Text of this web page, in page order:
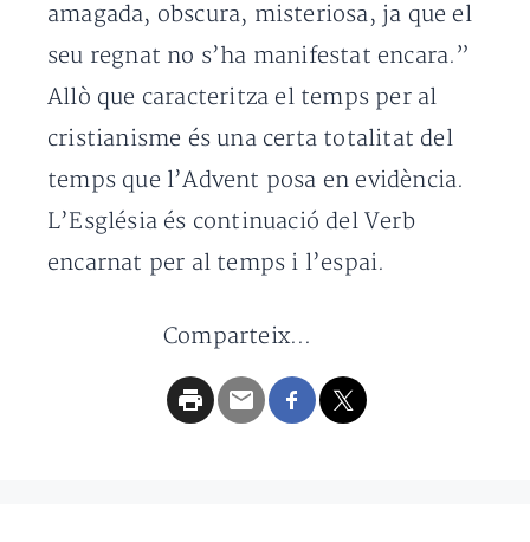
amagada, obscura, misteriosa, ja que el
seu regnat no s’ha manifestat encara.”
Allò que caracteritza el temps per al
cristianisme és una certa totalitat del
temps que l’Advent posa en evidència.
L’Església és continuació del Verb
encarnat per al temps i l’espai.
Comparteix...